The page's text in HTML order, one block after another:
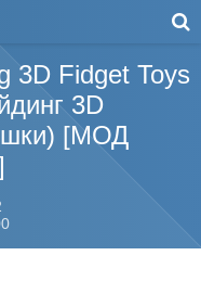
3D Fidget Toys
3D
[МОД